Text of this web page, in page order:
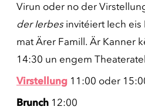
Virun oder no der
der Ierbesinvitéiert Iech eis
mat Ärer Famill. Är Kanner
14:30 un engem
Virstellung 11:00 oder
Brunch 12:00